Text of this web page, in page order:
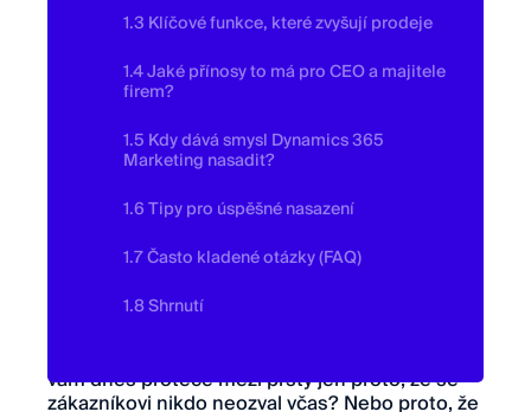
vám dnes proteče mezi prsty jen proto, že se
zákazníkovi nikdo neozval včas? Nebo proto, že
1.3 Klíčové funkce, které zvyšují prodeje
1.4 Jaké přínosy to má pro CEO a majitele
firem?
1.5 Kdy dává smysl Dynamics 365
Marketing nasadit?
1.6 Tipy pro úspěšné nasazení
1.7 Často kladené otázky (FAQ)
1.8 Shrnutí